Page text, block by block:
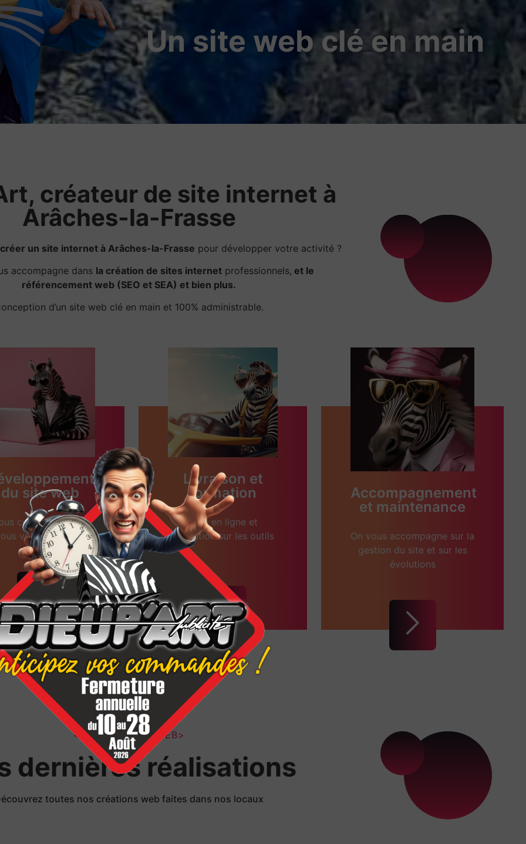
Un site web clé en main
créateur de site internet à
Arâches-la-Frasse
un site internet à Arâches-la-Frasse pour développer votre activité ?
accompagne dans la création de sites internet professionnels, et le
référencement web (SEO et SEA) et bien plus.
d’un site web clé en main et 100% administrable.
du site web
concevons avec
votre site web.
Livraison et
formation
Mise en ligne et
formation sur les outils
Accompagnement
et maintenance
On vous accompagne sur la
gestion du site et sur les
évolutions
</LES PROJETS WEB>
dernières réalisations
toutes nos créations web faites dans nos locaux